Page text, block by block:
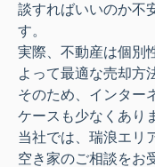
談すればいいのか不
す。
実際、不動産は個別
よって最適な売却方
そのため、インター
ケースも少なくあり
当社では、瑞浪エリ
空き家のご相談をお